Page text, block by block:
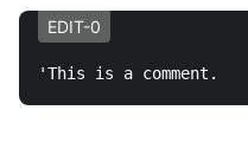
EDIT-0